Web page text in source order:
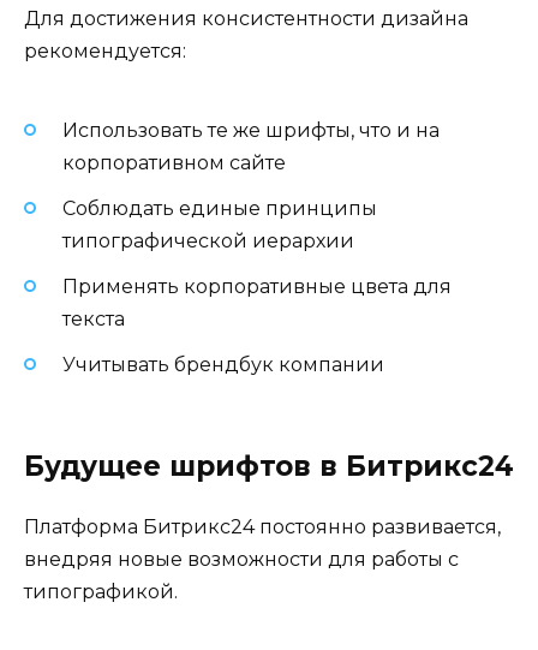
Для достижения консистентности дизайна
рекомендуется:
Использовать те же шрифты, что и на
корпоративном сайте
Соблюдать единые принципы
типографической иерархии
Применять корпоративные цвета для
текста
Учитывать брендбук компании
Будущее шрифтов в Битрикс24
Платформа Битрикс24 постоянно развивается,
внедряя новые возможности для работы с
типографикой.